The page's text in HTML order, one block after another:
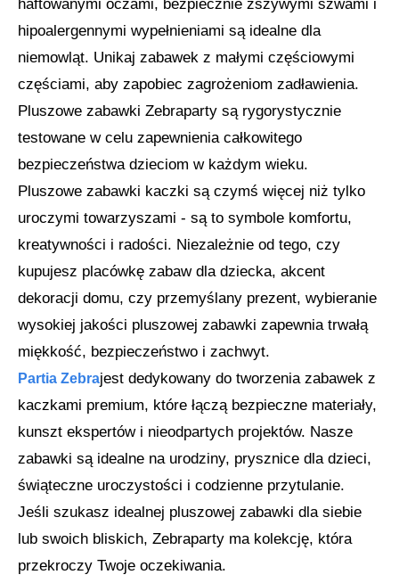
haftowanymi oczami, bezpiecznie zszywymi szwami i
hipoalergennymi wypełnieniami są idealne dla
niemowląt. Unikaj zabawek z małymi częściowymi
częściami, aby zapobiec zagrożeniom zadławienia.
Pluszowe zabawki Zebraparty są rygorystycznie
testowane w celu zapewnienia całkowitego
bezpieczeństwa dzieciom w każdym wieku.
Pluszowe zabawki kaczki są czymś więcej niż tylko
uroczymi towarzyszami - są to symbole komfortu,
kreatywności i radości. Niezależnie od tego, czy
kupujesz placówkę zabaw dla dziecka, akcent
dekoracji domu, czy przemyślany prezent, wybieranie
wysokiej jakości pluszowej zabawki zapewnia trwałą
miękkość, bezpieczeństwo i zachwyt.
Partia Zebrajest dedykowany do tworzenia zabawek z
kaczkami premium, które łączą bezpieczne materiały,
kunszt ekspertów i nieodpartych projektów. Nasze
zabawki są idealne na urodziny, prysznice dla dzieci,
świąteczne uroczystości i codzienne przytulanie.
Jeśli szukasz idealnej pluszowej zabawki dla siebie
lub swoich bliskich, Zebraparty ma kolekcję, która
przekroczy Twoje oczekiwania.